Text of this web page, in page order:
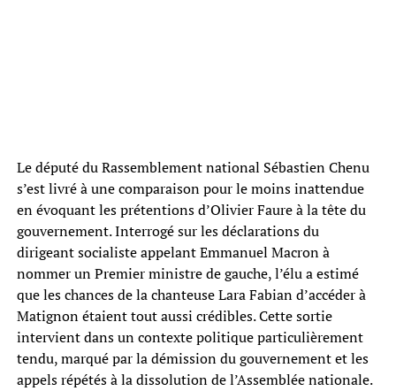
Le député du Rassemblement national Sébastien Chenu
s’est livré à une comparaison pour le moins inattendue
en évoquant les prétentions d’Olivier Faure à la tête du
gouvernement. Interrogé sur les déclarations du
dirigeant socialiste appelant Emmanuel Macron à
nommer un Premier ministre de gauche, l’élu a estimé
que les chances de la chanteuse Lara Fabian d’accéder à
Matignon étaient tout aussi crédibles. Cette sortie
intervient dans un contexte politique particulièrement
tendu, marqué par la démission du gouvernement et les
appels répétés à la dissolution de l’Assemblée nationale.